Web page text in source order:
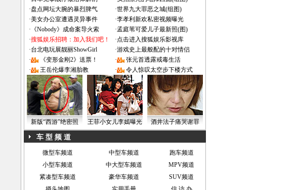
·盘点网坛大腕的暴烈脾气 ·世界九大罪恶之城(组图)
·美女办公室遭遇灵异事件 ·李孝利新欢私密视频曝光
· 《Nobody》成命案导火索 ·孟庭苇可爱儿子最新照(图)
·搜狐娱乐招聘：加入我们吧！ ·点击进入搜狐娱乐影视库
·台北电玩展靓丽ShowGirl ·游戏史上最般配的十对情侣
·
《变形金刚2》送票！ ·
张元首透露戒毒生活
·
王岳伦爆李湘胎教 · 令人惊叹太空步下楼方式
新版“西游”绝密照 王菲小女儿李嫣曝光 酒井法子痛哭谢罪
车 型 频 道
微型车频道 中型车频道
跑车频道
小型车频道
中大型车频道
MPV频道
紧凑型车频道
豪华车频道
SUV频道